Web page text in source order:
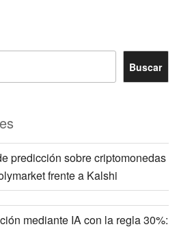
Buscar
predicción sobre criptomonedas
frente a Kalshi
mediante IA con la regla 30%: